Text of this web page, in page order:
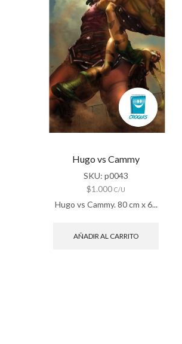
Hugo vs Cammy
SKU: p0043
$1.000 C/U
Hugo vs Cammy. 80 cm x 6...
AÑADIR AL CARRITO